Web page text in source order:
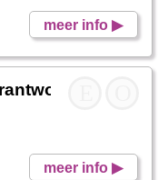
meer info ▶
meer info ▶